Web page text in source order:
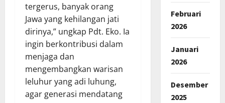
tergerus, banyak orang
Jawa yang kehilangan jati
dirinya,” ungkap Pdt. Eko. Ia
ingin berkontribusi dalam
menjaga dan
mengembangkan warisan
leluhur yang adi luhung,
agar generasi mendatang
Februari
2026
Januari
2026
Desember
2025